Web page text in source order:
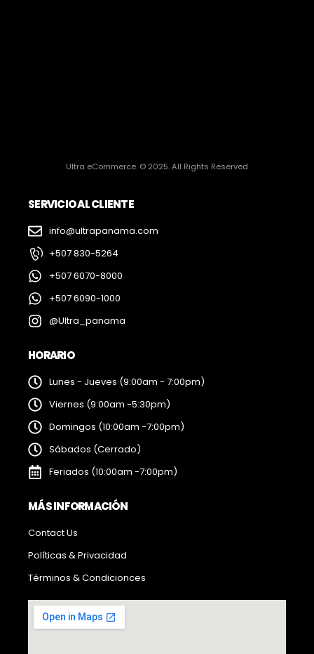
Ultra eCommerce. © 2025. All Rights Reserved
SERVICIO AL CLIENTE
info@ultrapanama.com
+507 830-5264
+507 6070-8000
+507 6090-1000
@Ultra_panama
HORARIO
Lunes - Jueves (9:00am - 7:00pm)
Viernes (9:00am -5:30pm)
Domingos (10:00am -7:00pm)
Sábados (Cerrado)
Feriados (10:00am -7:00pm)
MÁS INFORMACIÓN
Contact Us
Políticas & Privacidad
Términos & Condicionces